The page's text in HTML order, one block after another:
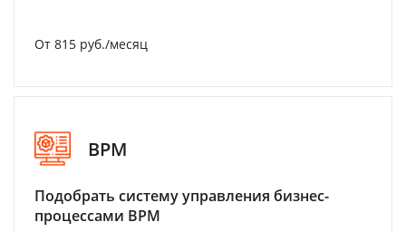
От 815 руб./месяц
BPM
Подобрать систему управления бизнес-
процессами BPM